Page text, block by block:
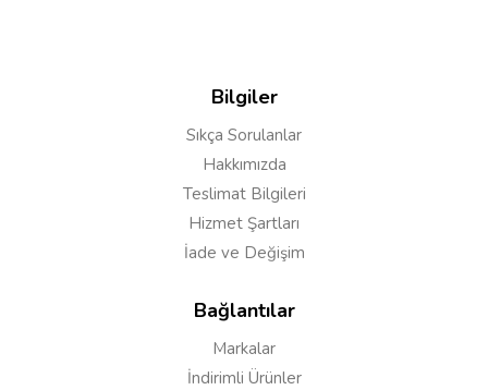
Bilgiler
Sıkça Sorulanlar
Hakkımızda
Teslimat Bilgileri
Hizmet Şartları
İade ve Değişim
Bağlantılar
Markalar
İndirimli Ürünler